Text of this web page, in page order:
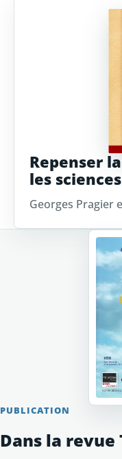
Repenser
les sciences
Georges Pragier
PUBLICATION
Dans la revue